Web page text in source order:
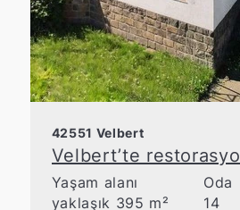
42551 Velbert
Yaşam alanı
yaklaşık 395 m²
Oda
14